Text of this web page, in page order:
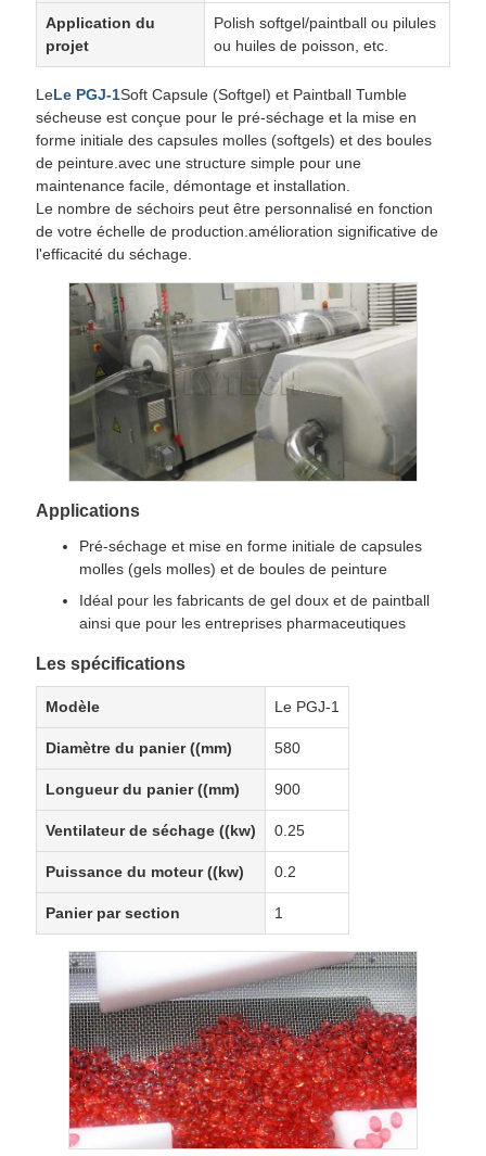
Application du
projet
Polish softgel/paintball ou pilules
ou huiles de poisson, etc.
LeLe PGJ-1Soft Capsule (Softgel) et Paintball Tumble
sécheuse est conçue pour le pré-séchage et la mise en
forme initiale des capsules molles (softgels) et des boules
de peinture.avec une structure simple pour une
maintenance facile, démontage et installation.
Le nombre de séchoirs peut être personnalisé en fonction
de votre échelle de production.amélioration significative de
l'efficacité du séchage.
Applications
Pré-séchage et mise en forme initiale de capsules
molles (gels molles) et de boules de peinture
Idéal pour les fabricants de gel doux et de paintball
ainsi que pour les entreprises pharmaceutiques
Les spécifications
Modèle Le PGJ-1
Diamètre du panier ((mm) 580
Longueur du panier ((mm) 900
Ventilateur de séchage ((kw) 0.25
Puissance du moteur ((kw) 0.2
Panier par section 1